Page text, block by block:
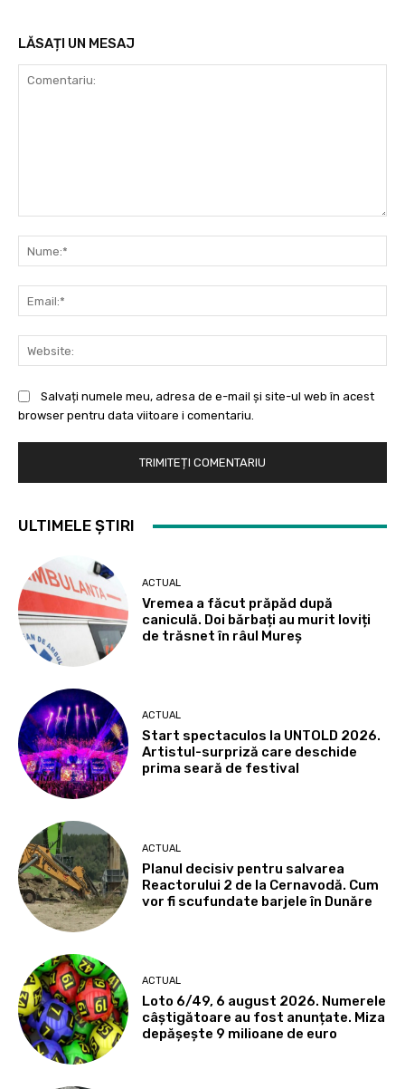
LĂSAȚI UN MESAJ
Salvați numele meu, adresa de e-mail și site-ul web în acest
browser pentru data viitoare i comentariu.
ULTIMELE ȘTIRI
ACTUAL
Vremea a făcut prăpăd după
caniculă. Doi bărbați au murit loviți
de trăsnet în râul Mureș
ACTUAL
Start spectaculos la UNTOLD 2026.
Artistul-surpriză care deschide
prima seară de festival
ACTUAL
Planul decisiv pentru salvarea
Reactorului 2 de la Cernavodă. Cum
vor fi scufundate barjele în Dunăre
ACTUAL
Loto 6/49, 6 august 2026. Numerele
câștigătoare au fost anunțate. Miza
depășește 9 milioane de euro